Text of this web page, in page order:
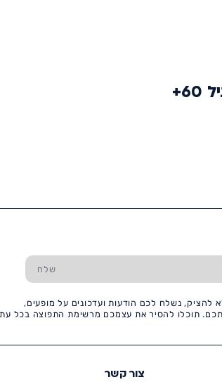
להציק, נשלח לכם הודעות ועדכונים על מופעים,
אתכם. תוכלו להסיר את עצמכם מרשימת התפוצה בכל
צור קשר